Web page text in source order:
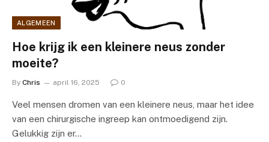
ALGEMEEN
Hoe krijg ik een kleinere neus zonder
moeite?
By Chris april 16, 2025 0
Veel mensen dromen van een kleinere neus, maar het idee
van een chirurgische ingreep kan ontmoedigend zijn.
Gelukkig zijn er…